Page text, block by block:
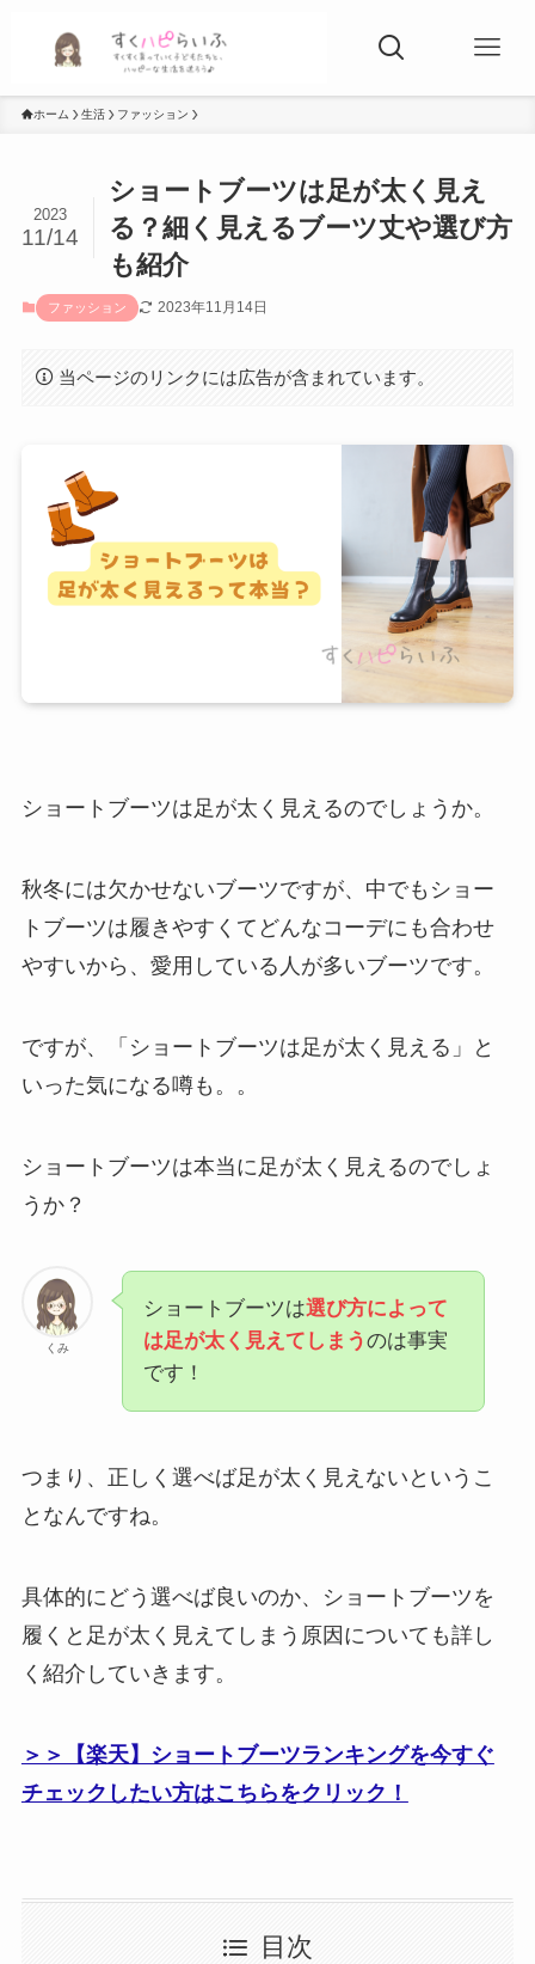
ホーム 生活 ファッション
ショートブーツは足が太く見え
る？細く見えるブーツ丈や選び方
も紹介
2023
11/14
ファッション 2023年11月14日
当ページのリンクには広告が含まれています。
ショートブーツは足が太く見えるのでしょうか。
秋冬には欠かせないブーツですが、中でもショー
トブーツは履きやすくてどんなコーデにも合わせ
やすいから、愛用している人が多いブーツです。
ですが、「ショートブーツは足が太く見える」と
いった気になる噂も。。
ショートブーツは本当に足が太く見えるのでしょ
うか？
くみ
ショートブーツは選び方によって
は足が太く見えてしまうのは事実
です！
つまり、正しく選べば足が太く見えないというこ
となんですね。
具体的にどう選べば良いのか、ショートブーツを
履くと足が太く見えてしまう原因についても詳し
く紹介していきます。
＞＞【楽天】ショートブーツランキングを今すぐ
チェックしたい方はこちらをクリック！
目次